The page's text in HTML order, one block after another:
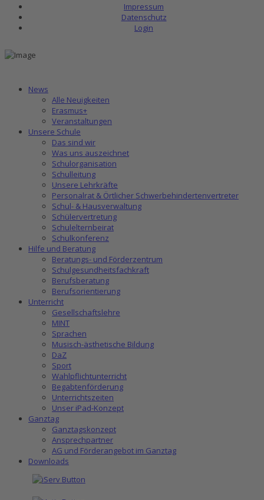
Impressum
Datenschutz
Login
News
Alle Neuigkeiten
Erasmus+
Veranstaltungen
Unsere Schule
Das sind wir
Was uns auszeichnet
Schulorganisation
Schulleitung
Unsere Lehrkräfte
Personalrat & Örtlicher Schwerbehindertenvertreter
Schul- & Hausverwaltung
Schülervertretung
Schulelternbeirat
Schulkonferenz
Hilfe und Beratung
Beratungs- und Förderzentrum
Schulgesundheitsfachkraft
Berufsberatung
Berufsorientierung
Unterricht
Gesellschaftslehre
MINT
Sprachen
Musisch-ästhetische Bildung
DaZ
Sport
Wahlpflichtunterricht
Begabtenförderung
Unterrichtszeiten
Unser iPad-Konzept
Ganztag
Ganztagskonzept
Ansprechpartner
AG und Förderangebot im Ganztag
Downloads